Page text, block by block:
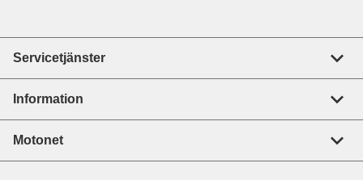
Servicetjänster
Information
Motonet